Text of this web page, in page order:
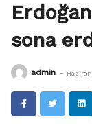
sona
admin -